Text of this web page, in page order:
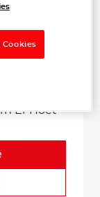
Er Hoet
Cookies